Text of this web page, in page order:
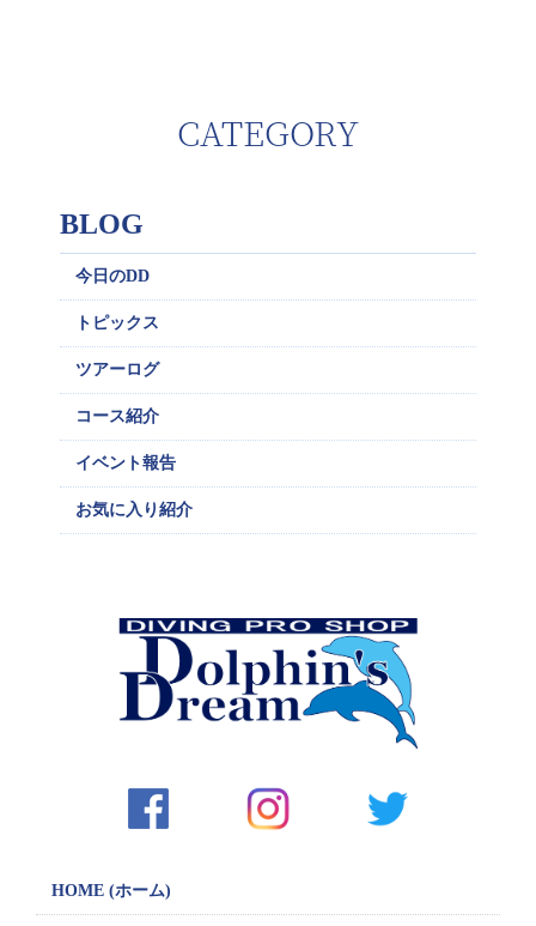
CATEGORY
BLOG
今日のDD
トピックス
ツアーログ
コース紹介
イベント報告
お気に入り紹介
HOME (ホーム)